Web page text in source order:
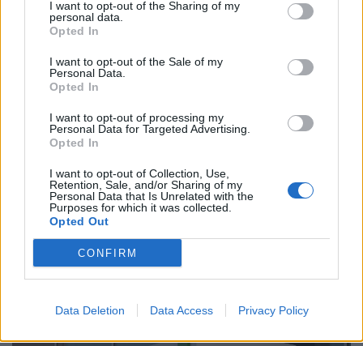
I want to opt-out of the Sharing of my
personal data.
Opted In
I want to opt-out of the Sale of my
Personal Data.
Opted In
I want to opt-out of processing my
Personal Data for Targeted Advertising.
Opted In
I want to opt-out of Collection, Use,
Retention, Sale, and/or Sharing of my
Personal Data that Is Unrelated with the
Purposes for which it was collected.
Opted Out
CONFIRM
Data Deletion Data Access Privacy Policy
2023. szeptember 21. 15:36 | Forrás Dávid
Bevezette az eurót Magyarországon a
Volkswagen
Eddig nem kapott nagyobb nyilvánosságot, de a Porsche
Hungária által értékesített új autók közül már csak az
árfolyam alapján értékesítik.